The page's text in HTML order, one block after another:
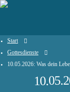
Start
Gottesdienste
10.05.2026: Was dein